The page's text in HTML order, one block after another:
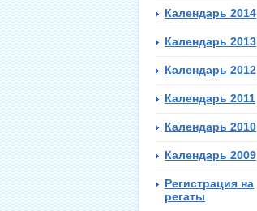
Календарь 2014
Календарь 2013
Календарь 2012
Календарь 2011
Календарь 2010
Календарь 2009
Регистрация на
регаты